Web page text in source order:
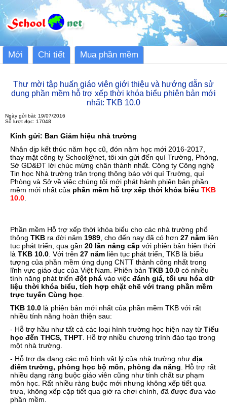
Mới Chi tiết Mua phần mềm
Thư mời tập huấn giáo viên giới thiệu và hướng dẫn sử
dụng phần mềm hỗ trợ xếp thời khóa biểu phiên bản mới
nhất: TKB 10.0
Ngày gửi bài: 19/07/2016
Số lượt đọc: 17048
Kính gửi: Ban Giám hiệu nhà trường
Nhân dịp kết thúc năm học cũ, đón năm học mới 2016-2017,
thay mặt công ty School@net, tôi xin gửi đến quí Trường, Phòng,
Sở GD&ĐT lời chúc mừng chân thành nhất. Công ty Công nghệ
Tin học Nhà trường trân trọng thông báo với quí Trường, quí
Phòng và Sở về việc chúng tôi mới phát hành phiên bản phần
mềm mới nhất của phần mềm hỗ trợ xếp thời khóa biểu TKB
10.0
Phần mềm Hỗ trợ xếp thời khóa biểu cho các nhà trường phổ
thông TKB ra đời năm 1989 , cho đến nay đã có hơn 27 năm liên
tục phát triển, qua gần 20 lần nâng cấp với phiên bản hiện thời
là TKB 10.0 . Với trên 27 năm liên tục phát triển, TKB là biểu
tượng của phần mềm ứng dụng CNTT thành công nhất trong
lĩnh vực giáo dục của Việt Nam. Phiên bản TKB 10.0 có nhiều
tính năng phát triển đột phá vào việc đánh giá, tối ưu hóa dữ
liệu thời khóa biểu, tích hợp chặt chẽ với trang phần mềm
trực tuyến Cùng học
TKB 10.0 là phiên bản mới nhất của phần mềm TKB với rất
nhiều tính năng hoàn thiện sau:
- Hỗ trợ hầu như tất cả các loại hình trường học hiện nay từ Tiểu
học đến THCS, THPT . Hỗ trợ nhiều chương trình đào tạo trong
một nhà trường.
- Hỗ trợ đa dạng các mô hình vật lý của nhà trường như địa
điểm trường, phòng học bộ môn, phòng đa năng . Hỗ trợ rất
nhiều dạng ràng buộc giáo viên cũng như tính chất sư phạm
môn học. Rất nhiều ràng buộc mới nhưng không xếp tiết qua
trưa, không xếp cặp tiết qua giờ ra chơi chính, đã được đưa vào
phần mềm.